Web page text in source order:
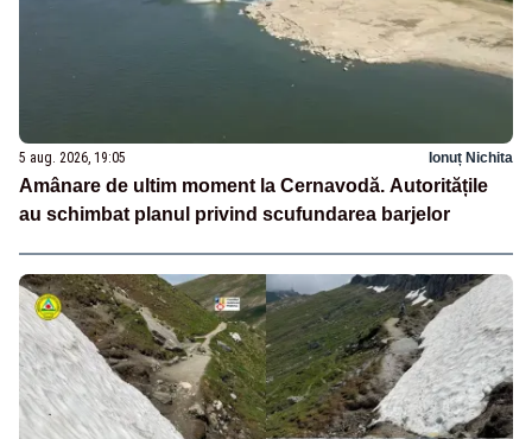
5 aug. 2026, 19:05 Ionuț Nichita
Amânare de ultim moment la Cernavodă. Autoritățile
au schimbat planul privind scufundarea barjelor